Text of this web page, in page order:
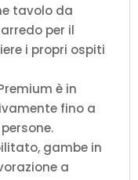
tavolo da
per il
i propri ospiti
è in
fino a
gambe in
a